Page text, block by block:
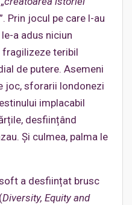
”. Prin jocul pe care l-au
a adus niciun
fragilizeze teribil
de putere. Asemeni
joc, sforarii londonezi
implacabil
desființând
Și culmea, palma le
a desființat brusc
Diversity, Equity and